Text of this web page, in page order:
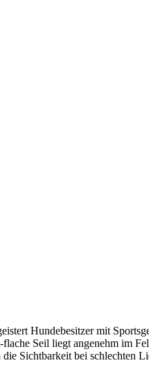
Hundebesitzer mit
Seil liegt angenehm im
Sichtbarkeit bei schlechten